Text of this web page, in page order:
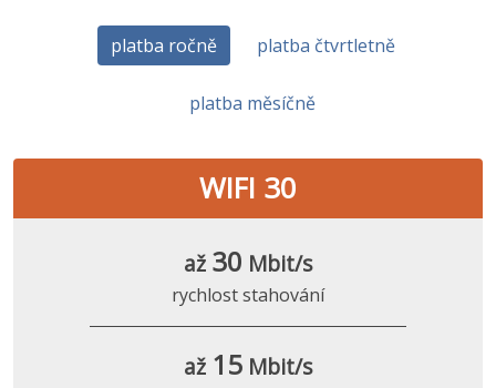
platba ročně platba čtvrtletně
platba měsíčně
WIFI 30
až 30 Mbit/s
rychlost stahování
až 15 Mbit/s